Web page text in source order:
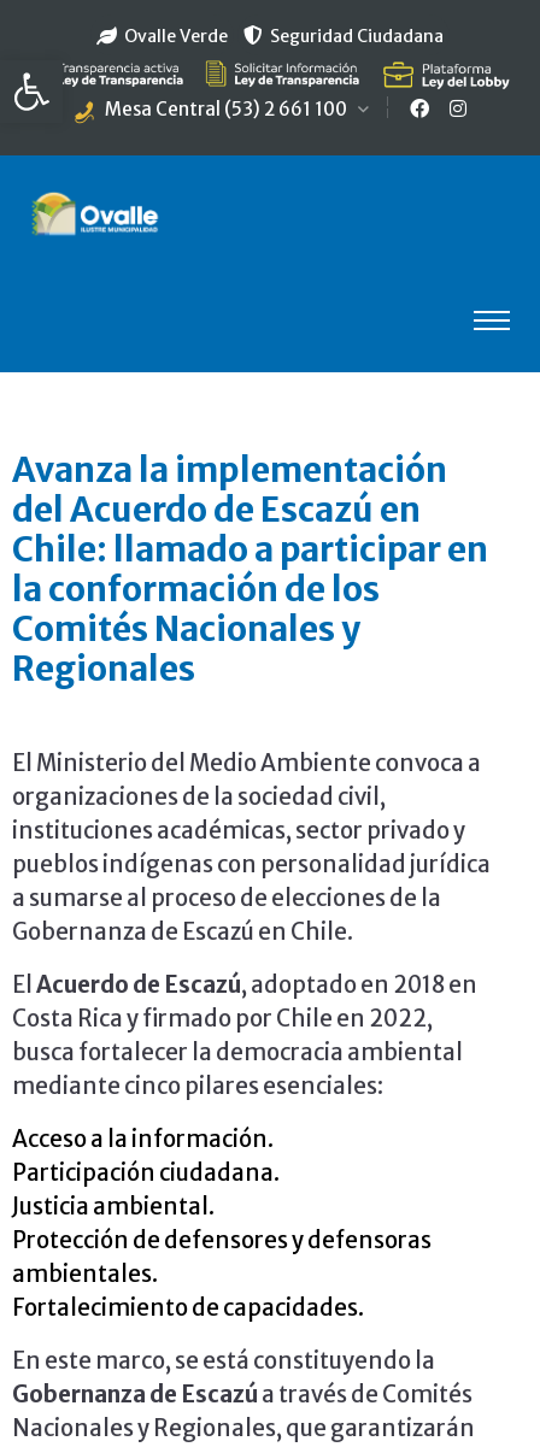
Abrir barra de herramientas
Ovalle Verde Seguridad Ciudadana
Mesa Central (53) 2 661 100
Avanza la implementación
del Acuerdo de Escazú en
Chile: llamado a participar en
la conformación de los
Comités Nacionales y
Regionales
El Ministerio del Medio Ambiente convoca a
organizaciones de la sociedad civil,
instituciones académicas, sector privado y
pueblos indígenas con personalidad jurídica
a sumarse al proceso de elecciones de la
Gobernanza de Escazú en Chile.
El Acuerdo de Escazú, adoptado en 2018 en
Costa Rica y firmado por Chile en 2022,
busca fortalecer la democracia ambiental
mediante cinco pilares esenciales:
Acceso a la información.
Participación ciudadana.
Justicia ambiental.
Protección de defensores y defensoras
ambientales.
Fortalecimiento de capacidades.
En este marco, se está constituyendo la
Gobernanza de Escazú a través de Comités
Nacionales y Regionales, que garantizarán